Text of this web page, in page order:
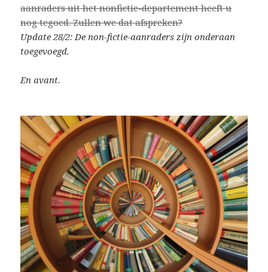
aanraders uit het nonfictie-departement heeft u
nog tegoed. Zullen we dat afspreken?
Update 28/2: De non-fictie-aanraders zijn onderaan
toegevoegd.
En avant.